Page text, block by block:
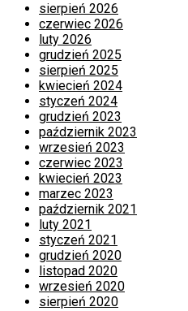
sierpień 2026
czerwiec 2026
luty 2026
grudzień 2025
sierpień 2025
kwiecień 2024
styczeń 2024
grudzień 2023
październik 2023
wrzesień 2023
czerwiec 2023
kwiecień 2023
marzec 2023
październik 2021
luty 2021
styczeń 2021
grudzień 2020
listopad 2020
wrzesień 2020
sierpień 2020